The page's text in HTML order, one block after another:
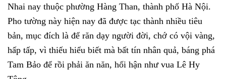
Nhai nay thuộc phường Hàng Than, thành phố Hà Nội.
Pho tường này hiện nay đã được tạc thành nhiều tiêu
bản, mục đích là để răn dạy người đời, chớ có vội vàng,
hấp tấp, vì thiếu hiểu biết mà bất tín nhân quả, báng phá
Tam Bảo để rồi phải ăn năn, hối hận như vua Lê Hy